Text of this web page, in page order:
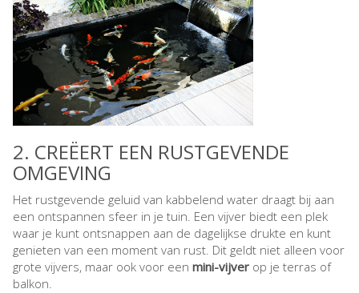
2. CREËERT EEN RUSTGEVENDE
OMGEVING
Het rustgevende geluid van kabbelend water draagt bij aan
een ontspannen sfeer in je tuin. Een vijver biedt een plek
waar je kunt ontsnappen aan de dagelijkse drukte en kunt
genieten van een moment van rust. Dit geldt niet alleen voor
grote vijvers, maar ook voor een mini-vijver op je terras of
balkon.